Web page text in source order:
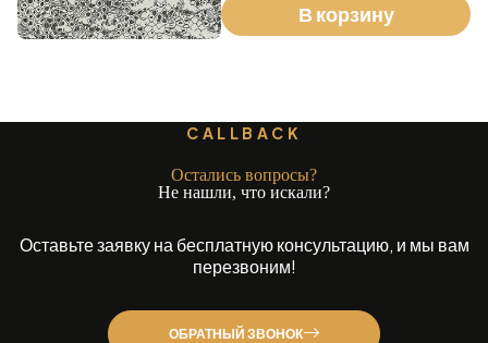
В корзину
CALLBACK
Остались вопросы?
Не нашли, что искали?
Оставьте заявку на бесплатную консультацию, и мы вам
перезвоним!
ОБРАТНЫЙ ЗВОНОК